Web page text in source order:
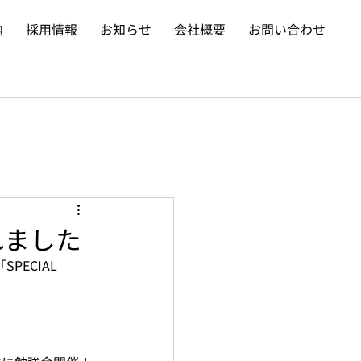
採用情報 お知らせ 会社概要 お問い合わせ
した